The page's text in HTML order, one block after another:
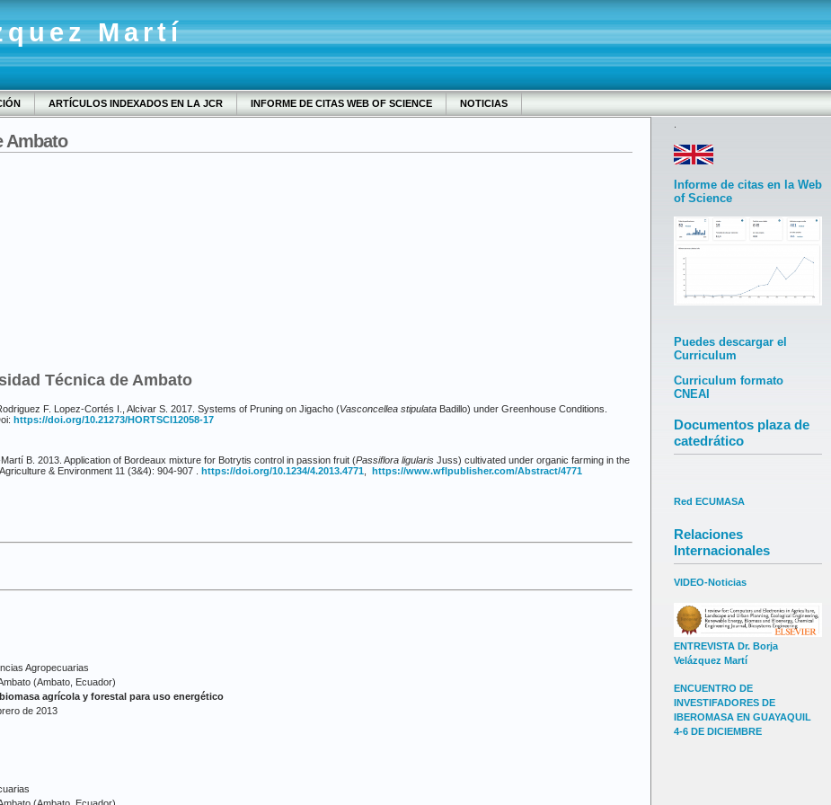
Martí
ARTÍCULOS INDEXADOS EN LA JCR INFORME DE CITAS WEB OF SCIENCE NOTICIAS
Informe de citas en la Web
of Science
Puedes descargar el
Curriculum
Curriculum formato
CNEAI
Documentos plaza de
catedrático
Red ECUMASA
Relaciones
Internacionales
VIDEO-Noticias
ENTREVISTA Dr. Borja
Velázquez Martí
ENCUENTRO DE
INVESTIFADORES DE
IBEROMASA EN GUAYAQUIL
4-6 DE DICIEMBRE
Ambato
Técnica de Ambato
F. Lopez-Cortés I., Alcivar S. 2017. Systems of Pruning on Jigacho (Vasconcellea stipulata Badillo) under Greenhouse Conditions.
https://doi.org/10.21273/HORTSCI12058-17
B. 2013. Application of Bordeaux mixture for Botrytis control in passion fruit (Passiflora ligularis Juss) cultivated under organic farming in the
& Environment 11 (3&4): 904-907 . https://doi.org/10.1234/4.2013.4771, https://www.wflpublisher.com/Abstract/4771
Agropecuarias
(Ambato, Ecuador)
agrícola y forestal para uso energético
de 2013